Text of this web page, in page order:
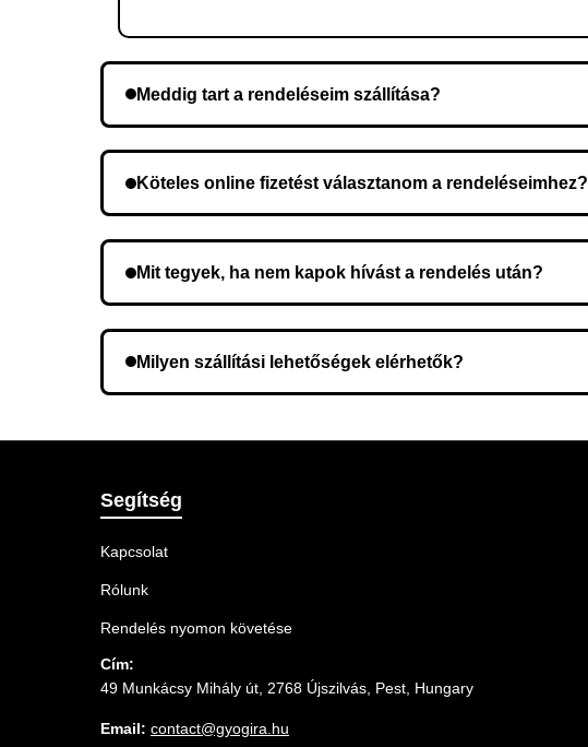
Meddig tart a rendeléseim szállítása?
Köteles online fizetést választanom a rendeléseimhez?
Mit tegyek, ha nem kapok hívást a rendelés után?
Milyen szállítási lehetőségek elérhetők?
Segítség
Kapcsolat
Rólunk
Rendelés nyomon követése
Cím:
49 Munkácsy Mihály út, 2768 Újszilvás, Pest, Hungary
Email: contact@gyogira.hu